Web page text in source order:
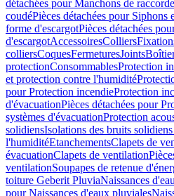
détachées pour Manchons de
coudéPièces détachées pour Siphons
forme d'escargotPièces détachées
d'escargotAccessoiresColliers
colliersCoquesFermeturesJoints
protectionConsommablesProtection
et protection contre l'humidité
pour Protection incendieProtection
d'évacuationPièces détachées pour
systèmes d'évacuationProtection
solidiensIsolations des bruits
l'humiditéEtanchementsClapets de
évacuationClapets de ventilation
ventilationSoupapes de retenue
toiture Geberit PluviaNaissances
pour Naissances d'eaux pluviales